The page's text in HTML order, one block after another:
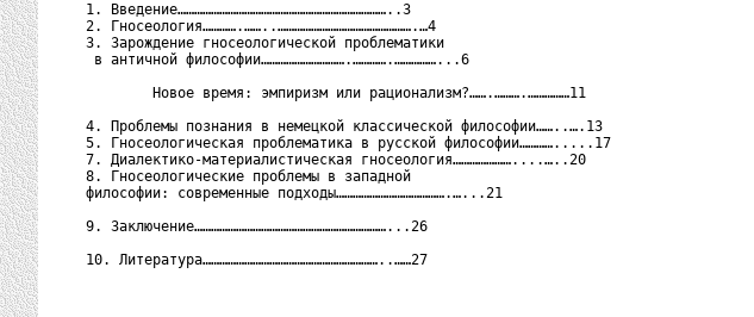
    1. Введение…………………………………………………………………..3
    2. Гносеология………….……..………………………………………….…4
    3. Зарождение гносеологической проблематики
     в античной философии………………………….………….……………...6
            Новое время: эмпиризм или рационализм?…….……….……………11
    4. Проблемы познания в немецкой классической философии……..….13
    5. Гносеологическая проблематика в русской философии………….....17
    7. Диалектико-материалистическая гносеология…………………....…..20
    8. Гносеологические проблемы в западной
    философии: современные подходы………………………………….…...21
    9. Заключение……………………………………………………………...26
    10. Литература………………………………………………………..……27